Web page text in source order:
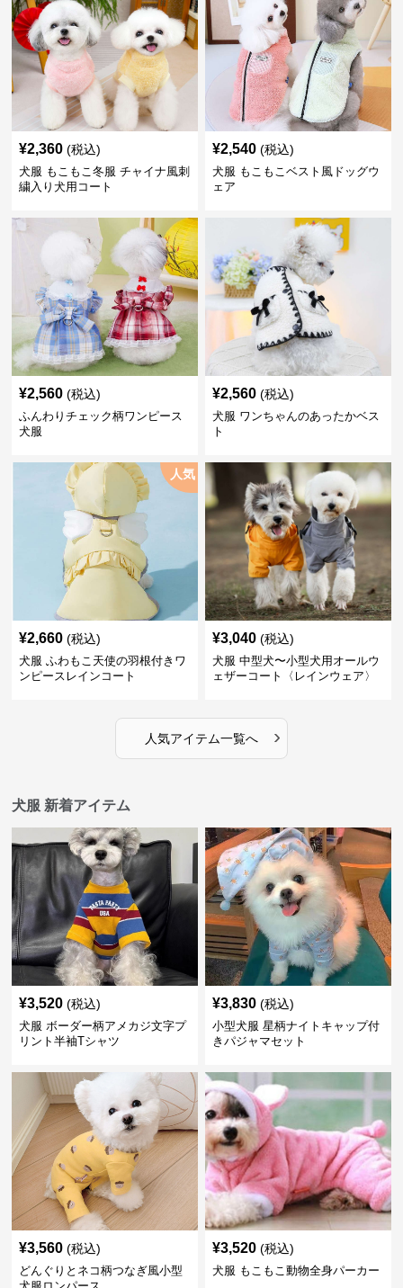
¥2,360 (税込)
犬服 もこもこ冬服 チャイナ風刺
繍入り犬用コート
¥2,540 (税込)
犬服 もこもこベスト風ドッグウ
ェア
¥2,560 (税込)
ふんわりチェック柄ワンピース
犬服
¥2,560 (税込)
犬服 ワンちゃんのあったかベス
ト
人気
¥2,660 (税込)
犬服 ふわもこ天使の羽根付きワ
ンピースレインコート
¥3,040 (税込)
犬服 中型犬〜小型犬用オールウ
ェザーコート〈レインウェア〉
人気アイテム一覧へ ›
犬服 新着アイテム
¥3,520 (税込)
犬服 ボーダー柄アメカジ文字プ
リント半袖Tシャツ
¥3,830 (税込)
小型犬服 星柄ナイトキャップ付
きパジャマセット
¥3,560 (税込)
どんぐりとネコ柄つなぎ風小型
¥3,520 (税込)
犬服 もこもこ動物全身パーカー